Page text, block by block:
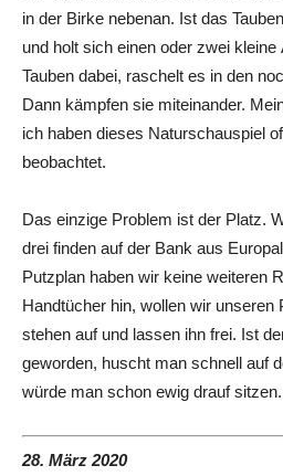
in der Birke nebenan. Ist das
und holt sich einen oder zwei
Tauben dabei, raschelt es in den
Dann kämpfen sie miteinander.
ich haben dieses Naturschauspiel
beobachtet.
Das einzige Problem ist der Platz.
drei finden auf der Bank aus
Putzplan haben wir keine weiteren
Handtücher hin, wollen wir unseren
stehen auf und lassen ihn frei. Ist
geworden, huscht man schnell auf
würde man schon ewig drauf sitzen.
28. März 2020